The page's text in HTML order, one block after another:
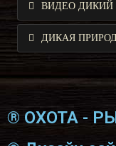
ВИДЕО ДИКИЙ
ДИКАЯ
® ОХОТА -